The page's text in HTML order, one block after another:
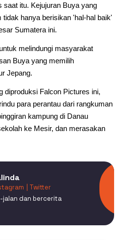
saat itu. Kejujuran Buya yang
hanya berisikan 'hal-hal baik'
Sumatera ini.
melindungi masyarakat
Buya yang memilih
Jepang.
diproduksi Falcon Pictures ini,
para perantau dari rangkuman
kampung di Danau
ke Mesir, dan merasakan
| Twitter
jalan dan bercerita